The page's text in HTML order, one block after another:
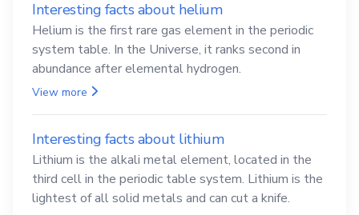
Interesting facts about helium
Helium is the first rare gas element in the periodic
system table. In the Universe, it ranks second in
abundance after elemental hydrogen.
View more
Interesting facts about lithium
Lithium is the alkali metal element, located in the
third cell in the periodic table system. Lithium is the
lightest of all solid metals and can cut a knife.